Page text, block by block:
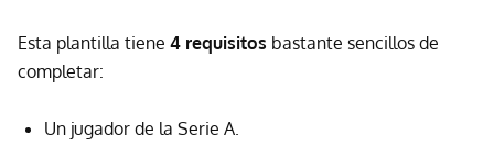
Esta plantilla tiene 4 requisitos bastante sencillos de
completar:
Un jugador de la Serie A.